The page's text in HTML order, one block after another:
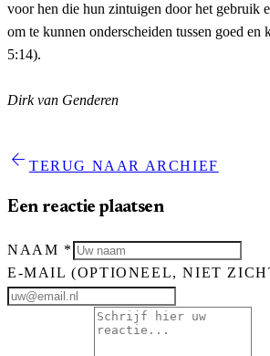
voor hen die hun zintuigen door het gebruik
om te kunnen onderscheiden tussen goed en
5:14).
Dirk van Genderen
arrow_back TERUG NAAR ARCHIEF
Een reactie plaatsen
NAAM *
E-MAIL(OPTIONEEL, NIET